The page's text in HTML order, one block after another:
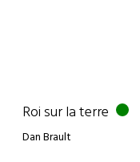
Roi sur la terre
Dan Brault